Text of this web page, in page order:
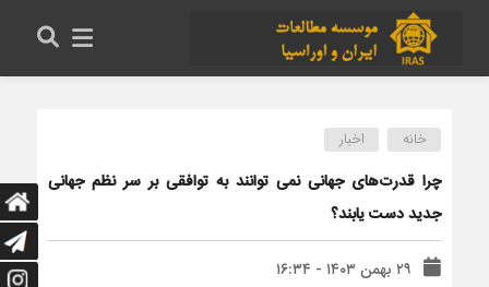
خانه اخبار
چرا قدرت‌های جهانی نمی توانند به توافقی بر سر نظم جهانی
جدید دست یابند؟
۲۹ بهمن ۱۴۰۳ - ۱۶:۳۴